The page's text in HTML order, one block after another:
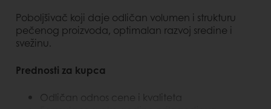
Poboljšivač koji daje odličan volumen i strukturu
pečenog proizvoda, optimalan razvoj sredine i
svežinu.
Prednosti za kupca
Odličan odnos cene i kvaliteta